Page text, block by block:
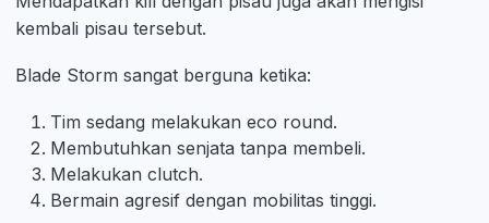
kembali pisau tersebut.
Blade Storm sangat berguna ketika:
Tim sedang melakukan eco round.
Membutuhkan senjata tanpa membeli.
Melakukan clutch.
Bermain agresif dengan mobilitas tinggi.